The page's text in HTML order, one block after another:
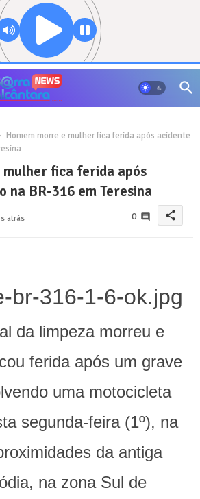
Homem morre e mulher fica ferida após acidente
mulher fica ferida após
na BR-316 em Teresina
atrás 0 share
da limpeza morreu e
ferida após um grave
uma motocicleta
segunda-feira (1º), na
da antiga
na zona Sul de